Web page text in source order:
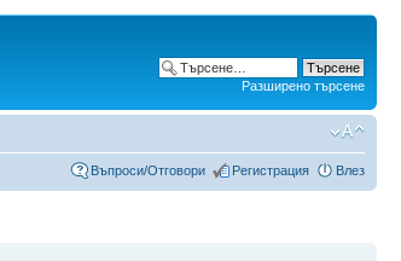
Разширено търсене
Въпроси/Отговори Регистрация Влез